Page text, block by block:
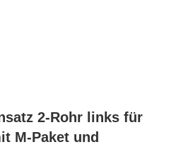
2-Rohr links für
M-Paket und